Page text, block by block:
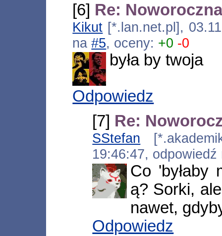
[6] Re:
Kikut [*.lan.net.pl],
na#5, oceny: +0 -0
była by twoja
Odpowiedz
[7] Re:
SStefan
19:46:47,
Co 'byłaby
ą? Sorki,
nawet,
Odpowiedz